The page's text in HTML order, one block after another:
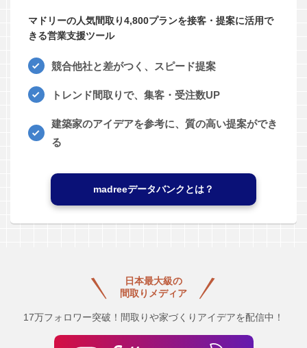
マドリーの人気間取り4,800プランを接客・提案に活用で
きる営業支援ツール
競合他社と差がつく、スピード提案
トレンド間取りで、集客・受注数UP
建築家のアイデアを参考に、質の高い提案ができ
る
madreeデータバンクとは？
日本最大級の
間取りメディア
17万フォロワー突破！間取りや家づくりアイデアを配信中！